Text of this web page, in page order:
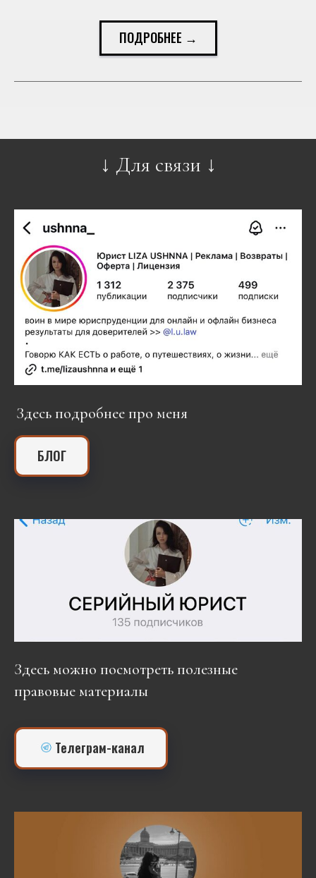
ПОДРОБНЕЕ →
↓ Для связи ↓
Здесь подробнее про меня
БЛОГ
Здесь можно посмотреть полезные
правовые материалы
Телеграм-канал